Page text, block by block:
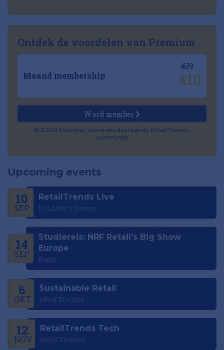
Ontdek de voordelen van Premium
Maand membership
€39
€10
Word member
Al 2.500 bedrijven zijn onderdeel van de RetailTrends-
community
Upcoming events
10
SEP
RetailTrends Live
DeLaMar Theater
14
SEP
Studiereis: NRF Retail's Big Show
Europe
Parijs
6
OKT
Sustainable Retail
AFAS Theater
12
NOV
RetailTrends Tech
AFAS Theater